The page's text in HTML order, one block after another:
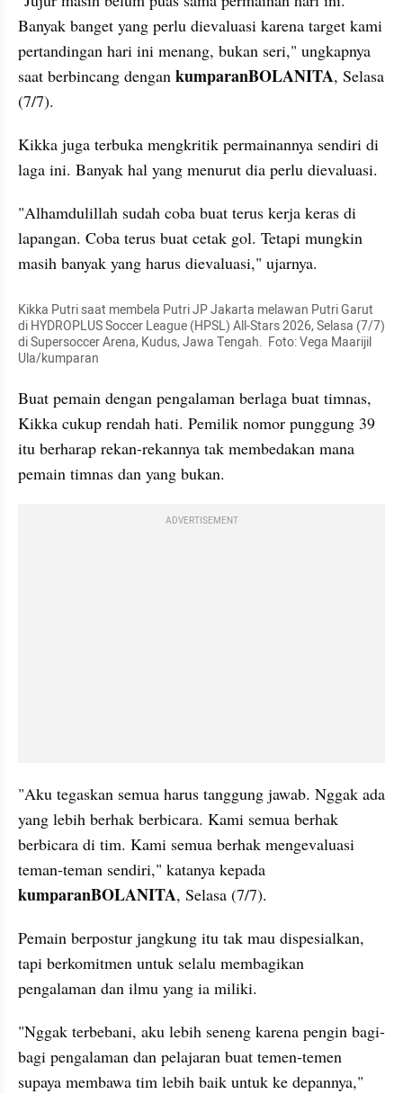
Banyak banget yang perlu dievaluasi karena target kami
pertandingan hari ini menang, bukan seri," ungkapnya
saat berbincang dengan kumparanBOLANITA, Selasa
(7/7).
Kikka juga terbuka mengkritik permainannya sendiri di
laga ini. Banyak hal yang menurut dia perlu dievaluasi.
"Alhamdulillah sudah coba buat terus kerja keras di
lapangan. Coba terus buat cetak gol. Tetapi mungkin
masih banyak yang harus dievaluasi," ujarnya.
Kikka Putri saat membela Putri JP Jakarta melawan Putri Garut
di HYDROPLUS Soccer League (HPSL) All-Stars 2026, Selasa (7/7)
di Supersoccer Arena, Kudus, Jawa Tengah.  Foto: Vega Maarijil
Ula/kumparan
Buat pemain dengan pengalaman berlaga buat timnas,
Kikka cukup rendah hati. Pemilik nomor punggung 39
itu berharap rekan-rekannya tak membedakan mana
pemain timnas dan yang bukan.
ADVERTISEMENT
"Aku tegaskan semua harus tanggung jawab. Nggak ada
yang lebih berhak berbicara. Kami semua berhak
berbicara di tim. Kami semua berhak mengevaluasi
kumparanBOLANITA, Selasa (7/7).
Pemain berpostur jangkung itu tak mau dispesialkan,
tapi berkomitmen untuk selalu membagikan
pengalaman dan ilmu yang ia miliki.
"Nggak terbebani, aku lebih seneng karena pengin bagi-
bagi pengalaman dan pelajaran buat temen-temen
supaya membawa tim lebih baik untuk ke depannya,"